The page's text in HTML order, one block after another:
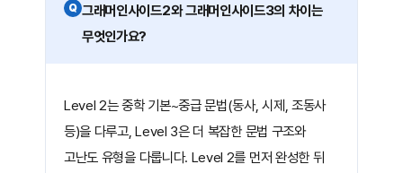
Q 그래머인사이드2와 그래머인사이드3의 차이는
무엇인가요?
Level 2는 중학 기본~중급 문법(동사, 시제, 조동사
등)을 다루고, Level 3은 더 복잡한 문법 구조와
고난도 유형을 다룹니다. Level 2를 먼저 완성한 뒤